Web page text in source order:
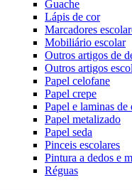
Guache
Lápis de cor
Marcadores
Mobiliário escolar
Outros artigos de
Outros artigos
Papel celofane
Papel crepe
Papel e laminas de
Papel metalizado
Papel seda
Pinceis escolares
Pintura a dedos e
Réguas